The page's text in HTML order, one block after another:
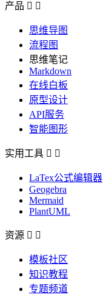
产品  
思维导图
流程图
思维笔记
Markdown
在线白板
原型设计
API服务
智能图形
实用工具  
LaTex公式编辑器
Geogebra
Mermaid
PlantUML
资源  
模板社区
知识教程
专题频道